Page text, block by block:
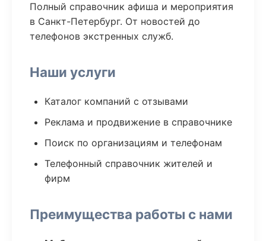
Полный справочник афиша и мероприятия
в Санкт-Петербург. От новостей до
телефонов экстренных служб.
Наши услуги
Каталог компаний с отзывами
Реклама и продвижение в справочнике
Поиск по организациям и телефонам
Телефонный справочник жителей и
фирм
Преимущества работы с нами